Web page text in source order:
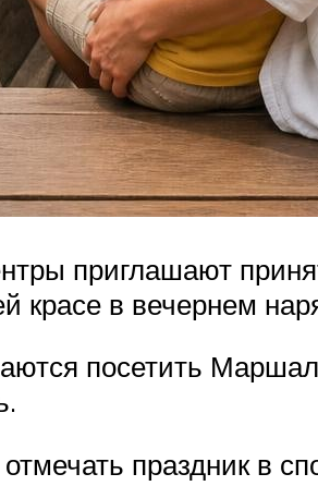
приглашают
красе в вечернем
посетить
отмечать праздник в